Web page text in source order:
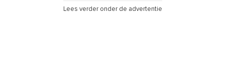
Lees verder onder de advertentie